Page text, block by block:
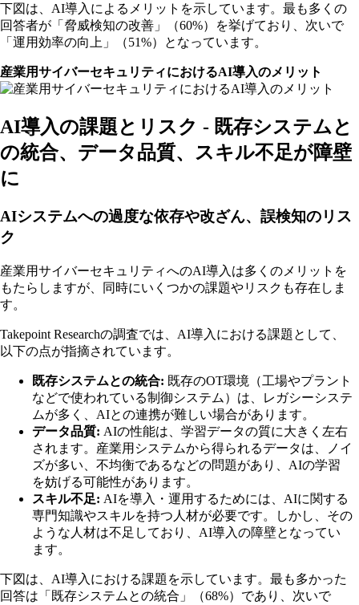
下図は、AI導入によるメリットを示しています。最も多くの
回答者が「脅威検知の改善」（60%）を挙げており、次いで
「運用効率の向上」（51%）となっています。
産業用サイバーセキュリティにおけるAI導入のメリット
AI導入の課題とリスク - 既存システムと
の統合、データ品質、スキル不足が障壁
に
AIシステムへの過度な依存や改ざん、誤検知のリス
ク
産業用サイバーセキュリティへのAI導入は多くのメリットを
もたらしますが、同時にいくつかの課題やリスクも存在しま
す。
Takepoint Researchの調査では、AI導入における課題として、
以下の点が指摘されています。
既存システムとの統合: 既存のOT環境（工場やプラント
などで使われている制御システム）は、レガシーシステ
ムが多く、AIとの連携が難しい場合があります。
データ品質: AIの性能は、学習データの質に大きく左右
されます。産業用システムから得られるデータは、ノイ
ズが多い、不均衡であるなどの問題があり、AIの学習
を妨げる可能性があります。
スキル不足: AIを導入・運用するためには、AIに関する
専門知識やスキルを持つ人材が必要です。しかし、その
ような人材は不足しており、AI導入の障壁となってい
ます。
下図は、AI導入における課題を示しています。最も多かった
回答は「既存システムとの統合」（68%）であり、次いで